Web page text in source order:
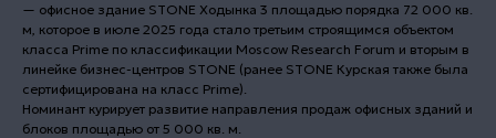
— офисное здание STONE Ходынка 3 площадью порядка 72 000 кв.
м, которое в июле 2025 года стало третьим строящимся объектом
класса Prime по классификации Moscow Research Forum и вторым в
линейке бизнес-центров STONE (ранее STONE Курская также была
сертифицирована на класс Prime).
Номинант курирует развитие направления продаж офисных зданий и
блоков площадью от 5 000 кв. м.